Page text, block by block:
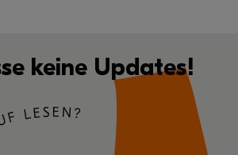
keine Updates!